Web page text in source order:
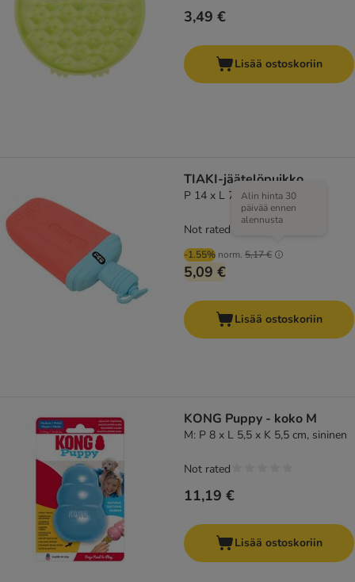
3,49 €
Lisää ostoskoriin
TIAKI-jäätelöpuikko
P 14 x L 7 x K 2,5 cm
-1.55% norm. 5,17 €
Alin hinta 30
päivää ennen
alennusta
5,09 €
Not rated
Lisää ostoskoriin
KONG Puppy - koko M
M: P 8 x L 5,5 x K 5,5 cm, sininen
11,19 €
Not rated
Lisää ostoskoriin